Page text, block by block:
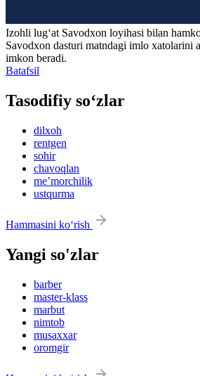
Izohli lugʻat Savodxon loyihasi bilan
Savodxon dasturi matndagi imlo xatolarini
imkon beradi.
Batafsil
Tasodifiy so‘zlar
dilxoh
rentgen
sohir
chavoqlan
meʼmorchilik
ustqurma
Hammasini ko‘rish
Yangi so'zlar
barber
master-klass
marbut
nimtob
musaxxar
oromgir